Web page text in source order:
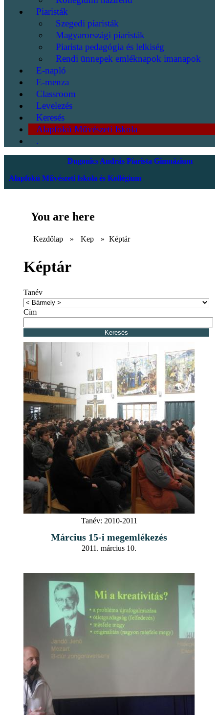
Piaristák
Szegedi piaristák
Magyarországi piaristák
Piarista pedagógia és lelkiség
Rendi ünnepek emléknapok imanapok
E-napló
E-menza
Classroom
Levelezés
Keresés
Alapfokú Művészeti Iskola
.
Dugonics András Piarista Gimnázium
Alapfokú Művészeti Iskola és Kollégium
You are here
Kezdőlap » Kep » Képtár
Képtár
Tanév
Cím
Tanév: 2010-2011
Március 15-i megemlékezés
2011. március 10.